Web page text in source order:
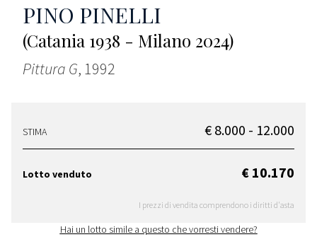
PINO PINELLI
(Catania 1938 - Milano 2024)
Pittura G, 1992
STIMA € 8.000 - 12.000
Lotto venduto € 10.170
I prezzi di vendita comprendono i diritti d'asta
Hai un lotto simile a questo che vorresti vendere?